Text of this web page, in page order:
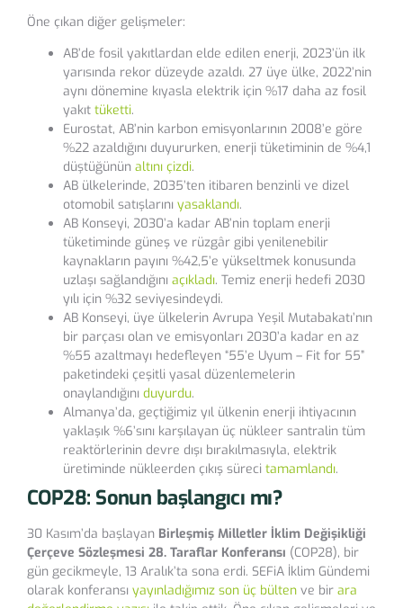
Öne çıkan diğer gelişmeler:
AB’de fosil yakıtlardan elde edilen enerji, 2023’ün ilk
yarısında rekor düzeyde azaldı. 27 üye ülke, 2022’nin
aynı dönemine kıyasla elektrik için %17 daha az fosil
yakıt tüketti.
Eurostat, AB’nin karbon emisyonlarının 2008’e göre
%22 azaldığını duyururken, enerji tüketiminin de %4,1
düştüğünün altını çizdi.
AB ülkelerinde, 2035’ten itibaren benzinli ve dizel
otomobil satışlarını yasaklandı.
AB Konseyi, 2030’a kadar AB’nin toplam enerji
tüketiminde güneş ve rüzgâr gibi yenilenebilir
kaynakların payını %42,5’e yükseltmek konusunda
uzlaşı sağlandığını açıkladı. Temiz enerji hedefi 2030
yılı için %32 seviyesindeydi.
AB Konseyi, üye ülkelerin Avrupa Yeşil Mutabakatı’nın
bir parçası olan ve emisyonları 2030’a kadar en az
%55 azaltmayı hedefleyen “55’e Uyum – Fit for 55”
paketindeki çeşitli yasal düzenlemelerin
onaylandığını duyurdu.
Almanya’da, geçtiğimiz yıl ülkenin enerji ihtiyacının
yaklaşık %6’sını karşılayan üç nükleer santralin tüm
reaktörlerinin devre dışı bırakılmasıyla, elektrik
üretiminde nükleerden çıkış süreci tamamlandı.
COP28: Sonun başlangıcı mı?
30 Kasım’da başlayan Birleşmiş Milletler İklim Değişikliği
Çerçeve Sözleşmesi 28. Taraflar Konferansı (COP28), bir
gün gecikmeyle, 13 Aralık’ta sona erdi. SEFiA İklim Gündemi
olarak konferansı yayınladığımız son üç bülten ve bir ara